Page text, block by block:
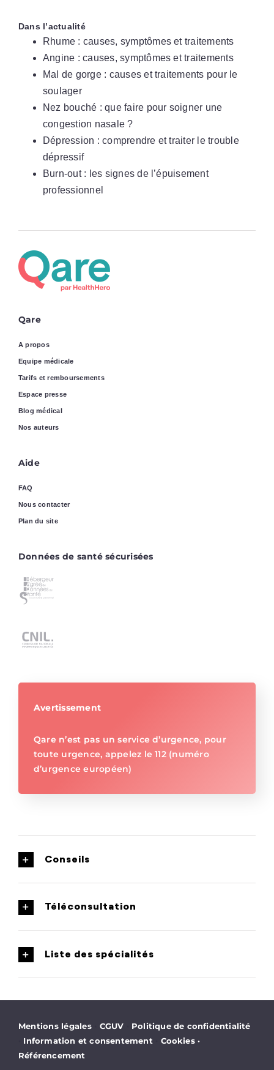
Dans l’actualité
Rhume : causes, symptômes et traitements
Angine : causes, symptômes et traitements
Mal de gorge : causes et traitements pour le
soulager
Nez bouché : que faire pour soigner une
congestion nasale ?
Dépression : comprendre et traiter le trouble
dépressif
Burn-out : les signes de l’épuisement
professionnel
Qare
A propos
Equipe médicale
Tarifs et remboursements
Espace presse
Blog médical
Nos auteurs
Aide
FAQ
Nous contacter
Plan du site
Données de santé sécurisées
Avertissement
Qare n’est pas un service d’urgence, pour
toute urgence, appelez le 112 (numéro
d’urgence européen)
Conseils
Téléconsultation
Liste des spécialités
Mentions légales CGUV Politique de confidentialité
Information et consentement Cookies·
Référencement